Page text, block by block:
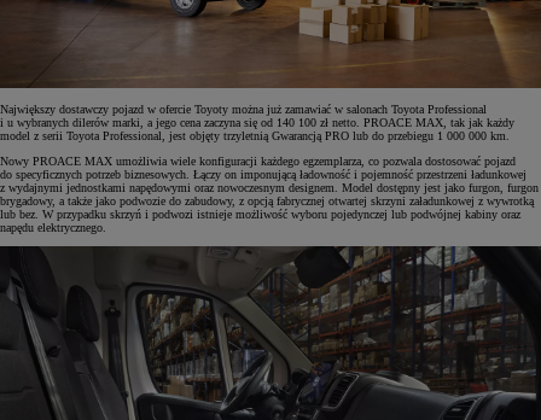
Największy dostawczy pojazd w ofercie Toyoty można już zamawiać w salonach Toyota Professional
i u wybranych dilerów marki, a jego cena zaczyna się od 140 100 zł netto. PROACE MAX, tak jak każdy
model z serii Toyota Professional, jest objęty trzyletnią Gwarancją PRO lub do przebiegu 1 000 000 km.
Nowy PROACE MAX umożliwia wiele konfiguracji każdego egzemplarza, co pozwala dostosować pojazd
do specyficznych potrzeb biznesowych. Łączy on imponującą ładowność i pojemność przestrzeni ładunkowej
z wydajnymi jednostkami napędowymi oraz nowoczesnym designem. Model dostępny jest jako furgon, furgon
brygadowy, a także jako podwozie do zabudowy, z opcją fabrycznej otwartej skrzyni załadunkowej z wywrotką
lub bez. W przypadku skrzyń i podwozi istnieje możliwość wyboru pojedynczej lub podwójnej kabiny oraz
napędu elektrycznego.